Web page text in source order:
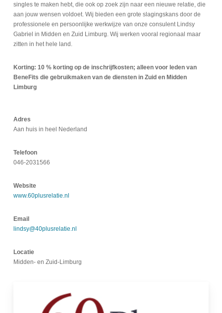
singles te maken hebt, die ook op zoek zijn naar een nieuwe relatie, die
aan jouw wensen voldoet. Wij bieden een grote slagingskans door de
professionele en persoonlijke werkwijze van onze consulent Lindsy
Gabriel in Midden en Zuid Limburg. Wij werken vooral regionaal maar
zitten in het hele land.
Korting: 10 % korting op de inschrijfkosten; alleen voor leden van
BeneFits die gebruikmaken van de diensten in Zuid en Midden
Limburg
Adres
Aan huis in heel Nederland
Telefoon
046-2031566
Website
www.60plusrelatie.nl
Email
lindsy@40plusrelatie.nl
Locatie
Midden- en Zuid-Limburg